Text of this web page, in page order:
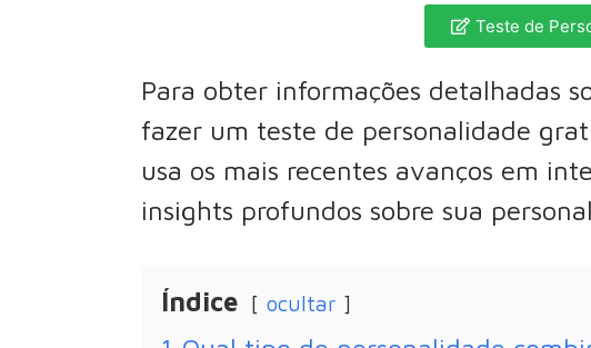
Teste de
Para obter informações detalhadas
fazer um teste de personalidade
usa os mais recentes avanços em
insights profundos sobre sua
Índice ocultar